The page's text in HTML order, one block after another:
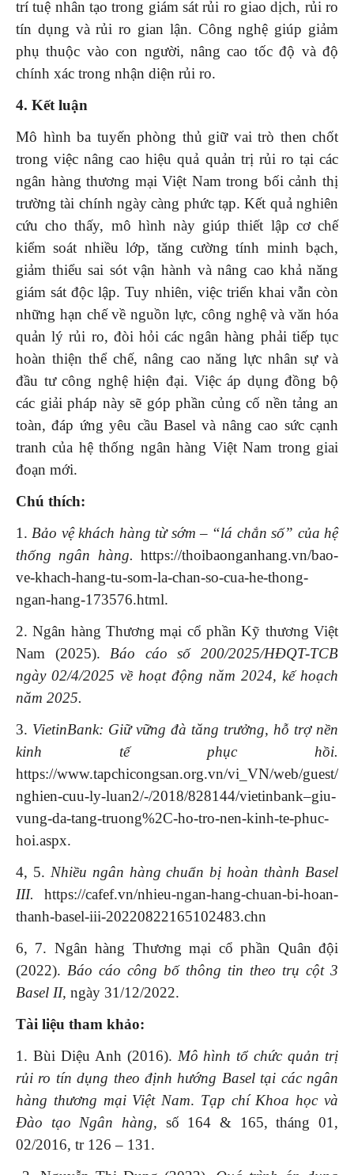
trí tuệ nhân tạo trong giám sát rủi ro giao dịch, rủi ro
tín dụng và rủi ro gian lận. Công nghệ giúp giảm
phụ thuộc vào con người, nâng cao tốc độ và độ
chính xác trong nhận diện rủi ro.
4. Kết luận
Mô hình ba tuyến phòng thủ giữ vai trò then chốt
trong việc nâng cao hiệu quả quản trị rủi ro tại các
ngân hàng thương mại Việt Nam trong bối cảnh thị
trường tài chính ngày càng phức tạp. Kết quả nghiên
cứu cho thấy, mô hình này giúp thiết lập cơ chế
kiểm soát nhiều lớp, tăng cường tính minh bạch,
giảm thiểu sai sót vận hành và nâng cao khả năng
giám sát độc lập. Tuy nhiên, việc triển khai vẫn còn
những hạn chế về nguồn lực, công nghệ và văn hóa
quản lý rủi ro, đòi hỏi các ngân hàng phải tiếp tục
hoàn thiện thể chế, nâng cao năng lực nhân sự và
đầu tư công nghệ hiện đại. Việc áp dụng đồng bộ
các giải pháp này sẽ góp phần củng cố nền tảng an
toàn, đáp ứng yêu cầu Basel và nâng cao sức cạnh
tranh của hệ thống ngân hàng Việt Nam trong giai
đoạn mới.
Chú thích:
1. Bảo vệ khách hàng từ sớm – “lá chắn số” của hệ
thống ngân hàng. https://thoibaonganhang.vn/bao-
ve-khach-hang-tu-som-la-chan-so-cua-he-thong-
ngan-hang-173576.html.
2. Ngân hàng Thương mại cổ phần Kỹ thương Việt
Nam (2025). Báo cáo số 200/2025/HĐQT-TCB
ngày 02/4/2025 về hoạt động năm 2024, kế hoạch
năm 2025.
3. VietinBank: Giữ vững đà tăng trưởng, hỗ trợ nền
kinh tế phục hồi.
https://www.tapchicongsan.org.vn/vi_VN/web/guest/
nghien-cuu-ly-luan2/-/2018/828144/vietinbank–giu-
vung-da-tang-truong%2C-ho-tro-nen-kinh-te-phuc-
hoi.aspx.
4, 5. Nhiều ngân hàng chuẩn bị hoàn thành Basel
III. https://cafef.vn/nhieu-ngan-hang-chuan-bi-hoan-
thanh-basel-iii-20220822165102483.chn
6, 7. Ngân hàng Thương mại cổ phần Quân đội
(2022). Báo cáo công bố thông tin theo trụ cột 3
Basel II, ngày 31/12/2022.
Tài liệu tham khảo:
1. Bùi Diệu Anh (2016). Mô hình tổ chức quản trị
rủi ro tín dụng theo định hướng Basel tại các ngân
hàng thương mại Việt Nam. Tạp chí Khoa học và
Đào tạo Ngân hàng, số 164 & 165, tháng 01,
02/2016, tr 126 – 131.